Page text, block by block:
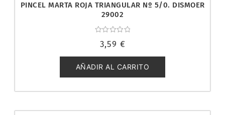
PINCEL MARTA ROJA TRIANGULAR Nº 5/0. DISMOER
29002
con
de
5
3,59 €
AÑADIR AL CARRITO